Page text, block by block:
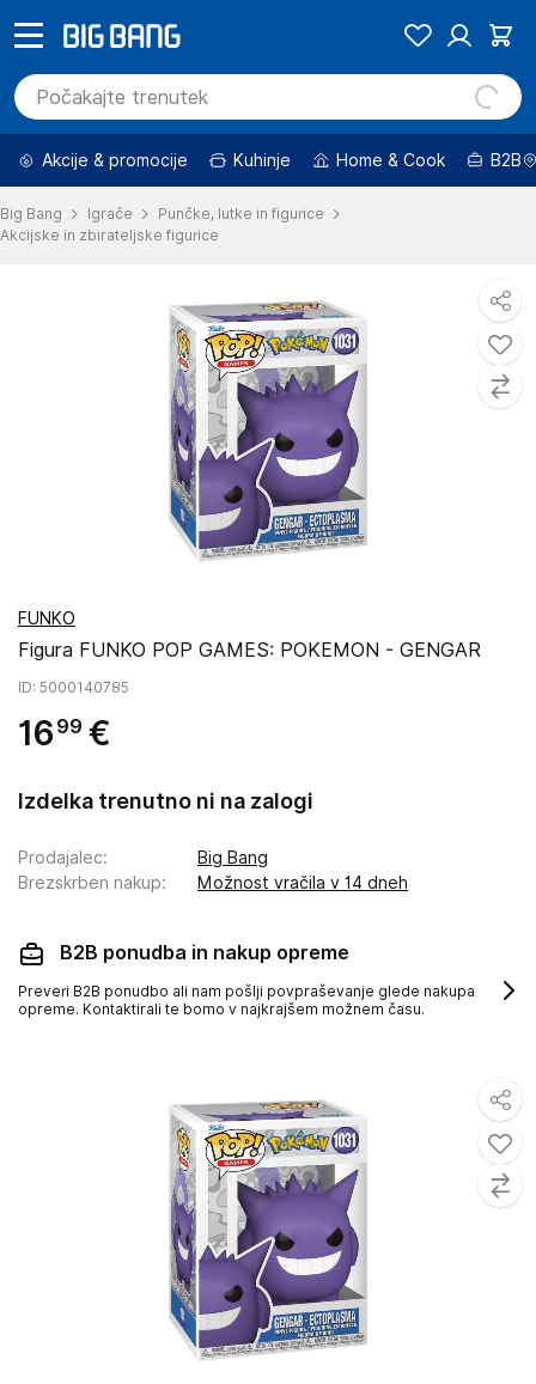
Akcije & promocije Kuhinje Home & Cook B2B
Big Bang Igrače
Punčke, lutke in figurice
Akcijske in zbirateljske figurice
FUNKO
Figura FUNKO POP GAMES: POKEMON - GENGAR
ID: 5000140785
16 99 €
Izdelka trenutno ni na zalogi
Prodajalec:
Big Bang
Brezskrben nakup: Možnost vračila v 14 dneh
B2B ponudba in nakup opreme
Preveri B2B ponudbo ali nam pošlji povpraševanje glede nakupa
opreme. Kontaktirali te bomo v najkrajšem možnem času.